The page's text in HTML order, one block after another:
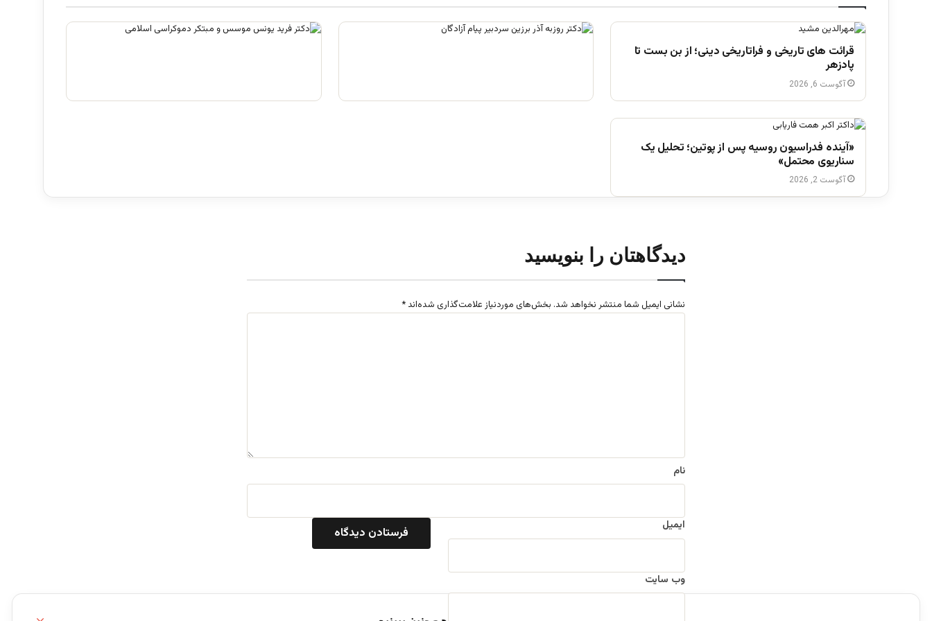
قرائت های تاریخی و فراتاریخی دینی؛ از بن بست تا
پادزهر
آگوست 6, 2026
«آینده فدراسیون روسیه پس از پوتین؛ تحلیل یک
سناریوی محتمل»
آگوست 2, 2026
دیدگاهتان را بنویسید
نشانی ایمیل شما منتشر نخواهد شد. بخش‌های موردنیاز علامت‌گذاری شده‌اند *
نام
ایمیل
وب‌ سایت